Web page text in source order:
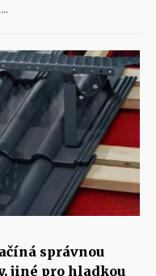
správnou
jiné pro hladkou